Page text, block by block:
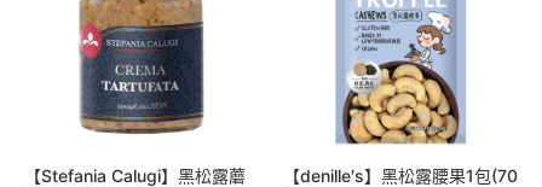
【Stefania Calugi】黑松露蘑
【denille′s】黑松露腰果1包(70